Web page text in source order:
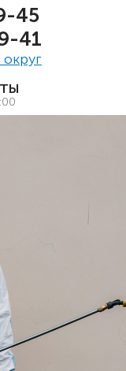
45
41